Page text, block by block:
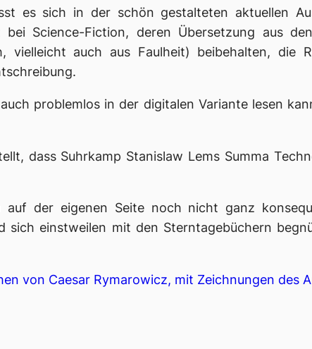
es sich in der schön gestalteten aktuellen
Science-Fiction, deren Übersetzung aus
vielleicht auch aus Faulheit) beibehalten,
problemlos in der digitalen Variante lesen
dass Suhrkamp Stanislaw Lems Summa
auf der eigenen Seite noch nicht ganz
einstweilen mit den Sterntagebüchern
von Caesar Rymarowicz, mit Zeichnungen des